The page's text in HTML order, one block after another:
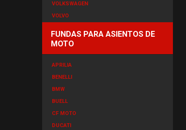
VOLKSWAGEN
VOLVO
FUNDAS PARA ASIENTOS DE
MOTO
APRILIA
BENELLI
BMW
BUELL
CF MOTO
DUCATI